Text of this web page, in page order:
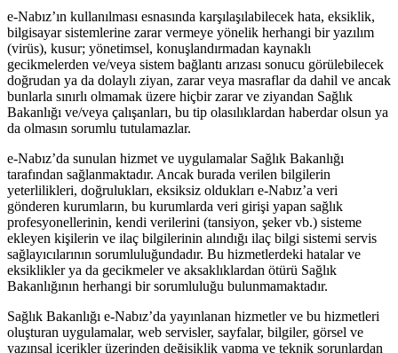
e-Nabız’ın kullanılması esnasında karşılaşılabilecek hata, eksiklik,
bilgisayar sistemlerine zarar vermeye yönelik herhangi bir yazılım
(virüs), kusur; yönetimsel, konuşlandırmadan kaynaklı
gecikmelerden ve/veya sistem bağlantı arızası sonucu görülebilecek
doğrudan ya da dolaylı ziyan, zarar veya masraflar da dahil ve ancak
bunlarla sınırlı olmamak üzere hiçbir zarar ve ziyandan Sağlık
Bakanlığı ve/veya çalışanları, bu tip olasılıklardan haberdar olsun ya
da olmasın sorumlu tutulamazlar.
e-Nabız’da sunulan hizmet ve uygulamalar Sağlık Bakanlığı
tarafından sağlanmaktadır. Ancak burada verilen bilgilerin
yeterlilikleri, doğrulukları, eksiksiz oldukları e-Nabız’a veri
gönderen kurumların, bu kurumlarda veri girişi yapan sağlık
profesyonellerinin, kendi verilerini (tansiyon, şeker vb.) sisteme
ekleyen kişilerin ve ilaç bilgilerinin alındığı ilaç bilgi sistemi servis
sağlayıcılarının sorumluluğundadır. Bu hizmetlerdeki hatalar ve
eksiklikler ya da gecikmeler ve aksaklıklardan ötürü Sağlık
Bakanlığının herhangi bir sorumluluğu bulunmamaktadır.
Sağlık Bakanlığı e-Nabız’da yayınlanan hizmetler ve bu hizmetleri
oluşturan uygulamalar, web servisler, sayfalar, bilgiler, görsel ve
yazınsal içerikler üzerinden değişiklik yapma ve teknik sorunlardan